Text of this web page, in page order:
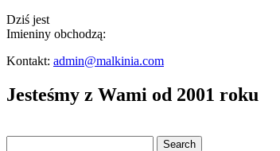
Dziś jest
Imieniny obchodzą:
Kontakt: admin@malkinia.com
Jesteśmy z Wami od 2001 roku